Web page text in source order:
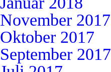
November 2017
Oktober 2017
September 2017